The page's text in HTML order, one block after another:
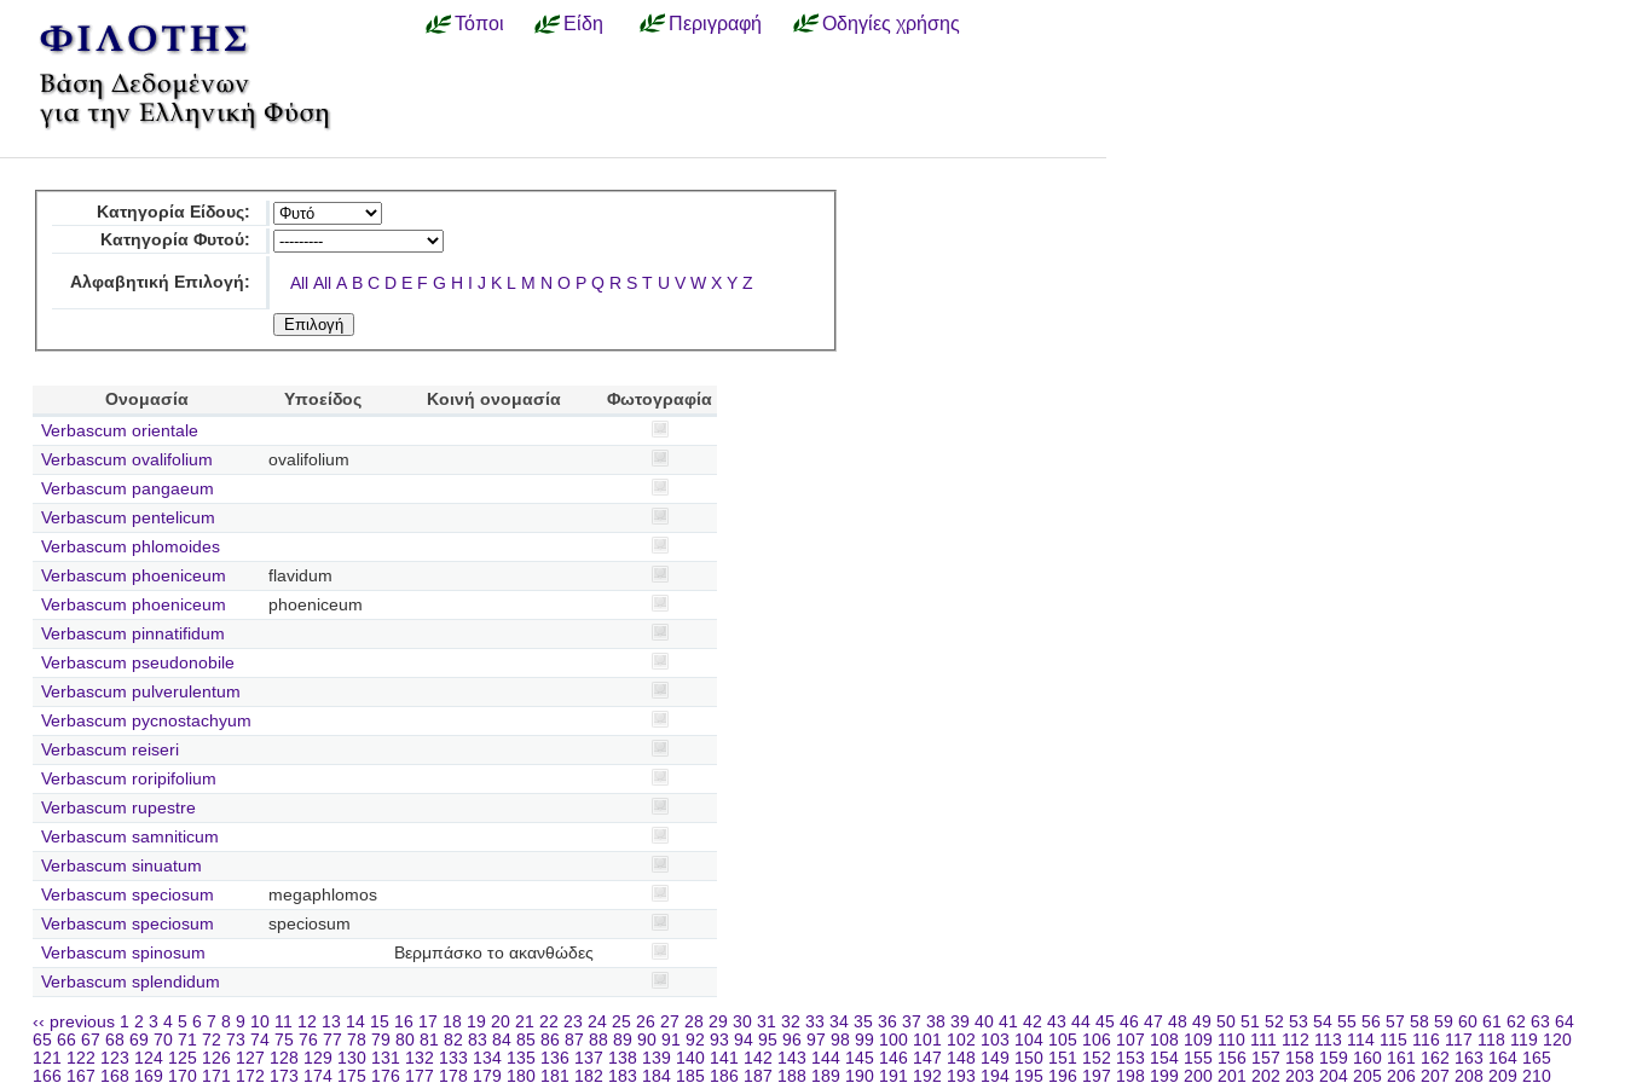
Τόποι Είδη Περιγραφή Οδηγίες χρήσης
Κατηγορία Είδους:
Κατηγορία Φυτού:
Αλφαβητική Επιλογή: All All A B C D E F G H I J K L M N O P Q R S T U V W X Y Z
Ονομασία Υποείδος Κοινή ονομασία
Φωτογραφία
Verbascum orientale
Verbascum ovalifolium
ovalifolium
Verbascum pangaeum
Verbascum pentelicum
Verbascum phlomoides
Verbascum phoeniceum
flavidum
Verbascum phoeniceum
phoeniceum
Verbascum pinnatifidum
Verbascum pseudonobile
Verbascum pulverulentum
Verbascum pycnostachyum
Verbascum reiseri
Verbascum roripifolium
Verbascum rupestre
Verbascum samniticum
Verbascum sinuatum
Verbascum speciosum
megaphlomos
Verbascum speciosum
speciosum
Verbascum spinosum
Βερμπάσκο το ακανθώδες
Verbascum splendidum
‹‹ previous 1 2 3 4 5 6 7 8 9 10 11 12 13 14 15 16 17 18 19 20 21 22 23 24 25 26 27 28 29 30 31 32 33 34 35 36 37 38 39 40 41 42 43 44 45 46 47 48 49 50 51 52 53 54 55 56 57 58 59 60 61 62 63 64
65 66 67 68 69 70 71 72 73 74 75 76 77 78 79 80 81 82 83 84 85 86 87 88 89 90 91 92 93 94 95 96 97 98 99 100 101 102 103 104 105 106 107 108 109 110 111 112 113 114 115 116 117 118 119 120
121 122 123 124 125 126 127 128 129 130 131 132 133 134 135 136 137 138 139 140 141 142 143 144 145 146 147 148 149 150 151 152 153 154 155 156 157 158 159 160 161 162 163 164 165
166 167 168 169 170 171 172 173 174 175 176 177 178 179 180 181 182 183 184 185 186 187 188 189 190 191 192 193 194 195 196 197 198 199 200 201 202 203 204 205 206 207 208 209 210